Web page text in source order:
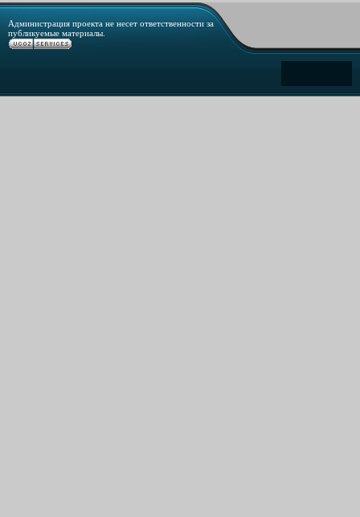
Администрация проекта не несет ответственности за
публикуемые материалы.